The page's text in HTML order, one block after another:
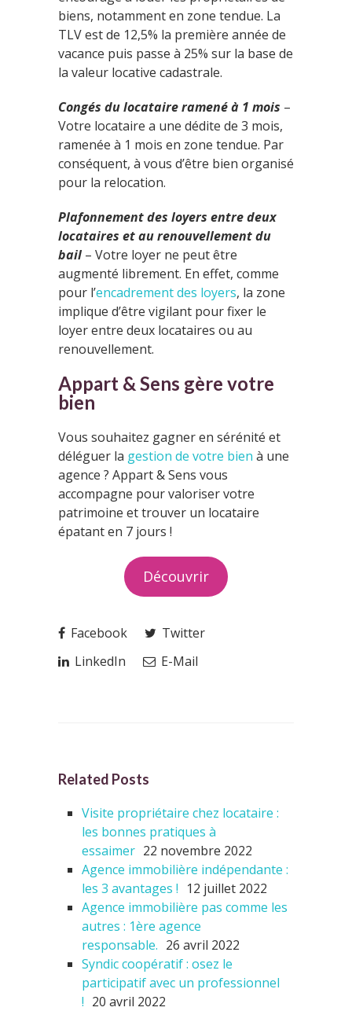
biens, notamment en zone tendue. La
TLV est de 12,5% la première année de
vacance puis passe à 25% sur la base de
la valeur locative cadastrale.
Congés du locataire ramené à 1 mois –
Votre locataire a une dédite de 3 mois,
ramenée à 1 mois en zone tendue. Par
conséquent, à vous d’être bien organisé
pour la relocation.
Plafonnement des loyers entre deux
locataires et au renouvellement du
bail – Votre loyer ne peut être
augmenté librement. En effet, comme
pour l’encadrement des loyers, la zone
implique d’être vigilant pour fixer le
loyer entre deux locataires ou au
renouvellement.
Appart & Sens gère votre
bien
Vous souhaitez gagner en sérénité et
déléguer la gestion de votre bien à une
agence ? Appart & Sens vous
accompagne pour valoriser votre
patrimoine et trouver un locataire
épatant en 7 jours !
Découvrir
Facebook
Twitter
LinkedIn
E-Mail
Related Posts
Visite propriétaire chez locataire :
les bonnes pratiques à
essaimer 22 novembre 2022
Agence immobilière indépendante :
les 3 avantages ! 12 juillet 2022
Agence immobilière pas comme les
autres : 1ère agence
responsable. 26 avril 2022
Syndic coopératif : osez le
participatif avec un professionnel
! 20 avril 2022